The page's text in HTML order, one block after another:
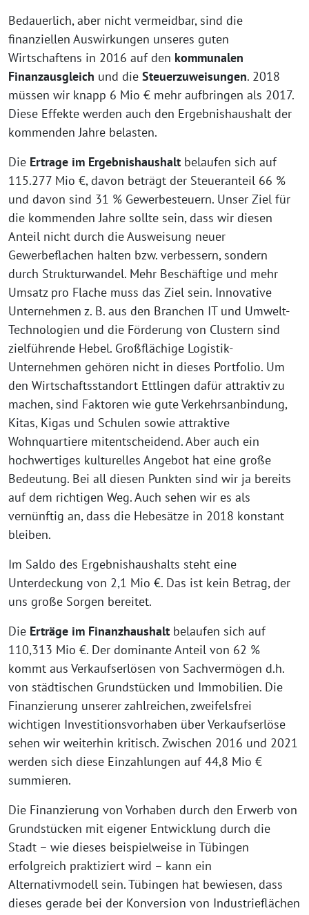
Bedauerlich, aber nicht vermeidbar, sind die
finanziellen Auswirkungen unseres guten
Wirtschaftens in 2016 auf den kommunalen
Finanzausgleich und die Steuerzuweisungen. 2018
müssen wir knapp 6 Mio € mehr aufbringen als 2017.
Diese Effekte werden auch den Ergebnishaushalt der
kommenden Jahre belasten.
Die Ertrage im Ergebnishaushalt belaufen sich auf
115.277 Mio €, davon beträgt der Steueranteil 66 %
und davon sind 31 % Gewerbesteuern. Unser Ziel für
die kommenden Jahre sollte sein, dass wir diesen
Anteil nicht durch die Ausweisung neuer
Gewerbeflachen halten bzw. verbessern, sondern
durch Strukturwandel. Mehr Beschäftige und mehr
Umsatz pro Flache muss das Ziel sein. Innovative
Unternehmen z. B. aus den Branchen IT und Umwelt-
Technologien und die Förderung von Clustern sind
zielführende Hebel. Großflächige Logistik-
Unternehmen gehören nicht in dieses Portfolio. Um
den Wirtschaftsstandort Ettlingen dafür attraktiv zu
machen, sind Faktoren wie gute Verkehrsanbindung,
Kitas, Kigas und Schulen sowie attraktive
Wohnquartiere mitentscheidend. Aber auch ein
hochwertiges kulturelles Angebot hat eine große
Bedeutung. Bei all diesen Punkten sind wir ja bereits
auf dem richtigen Weg. Auch sehen wir es als
vernünftig an, dass die Hebesätze in 2018 konstant
bleiben.
Im Saldo des Ergebnishaushalts steht eine
Unterdeckung von 2,1 Mio €. Das ist kein Betrag, der
uns große Sorgen bereitet.
Die Erträge im Finanzhaushalt belaufen sich auf
110,313 Mio €. Der dominante Anteil von 62 %
kommt aus Verkaufserlösen von Sachvermögen d.h.
von städtischen Grundstücken und Immobilien. Die
Finanzierung unserer zahlreichen, zweifelsfrei
wichtigen Investitionsvorhaben über Verkaufserlöse
sehen wir weiterhin kritisch. Zwischen 2016 und 2021
werden sich diese Einzahlungen auf 44,8 Mio €
summieren.
Die Finanzierung von Vorhaben durch den Erwerb von
Grundstücken mit eigener Entwicklung durch die
Stadt – wie dieses beispielweise in Tübingen
erfolgreich praktiziert wird – kann ein
Alternativmodell sein. Tübingen hat bewiesen, dass
dieses gerade bei der Konversion von Industrieflächen